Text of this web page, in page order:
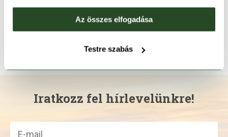
Az összes elfogadása
Testre szabás
12 490 Ft
M/L
28 990 Ft
XS S M L
Iratkozz fel hírlevelünkre!